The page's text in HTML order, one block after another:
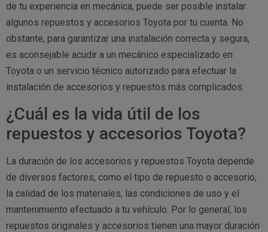
de tu experiencia en mecánica, puede ser posible instalar
algunos repuestos y accesorios Toyota por tu cuenta. No
obstante, para garantizar una instalación correcta y segura,
es aconsejable acudir a un mecánico especializado en
Toyota o un servicio técnico autorizado para efectuar la
instalación de accesorios y repuestos más complicados.
¿Cuál es la vida útil de los
repuestos y accesorios Toyota?
La duración de los accesorios y repuestos Toyota depende
de diversos factores, como el tipo de repuesto o accesorio,
la calidad de los materiales, las condiciones de uso y el
mantenimiento efectuado a tu vehículo. Por lo general, los
repuestos originales y accesorios tienen una mayor duración